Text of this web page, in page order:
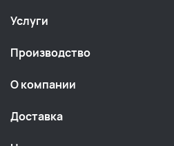
Услуги
Производство
О компании
Доставка